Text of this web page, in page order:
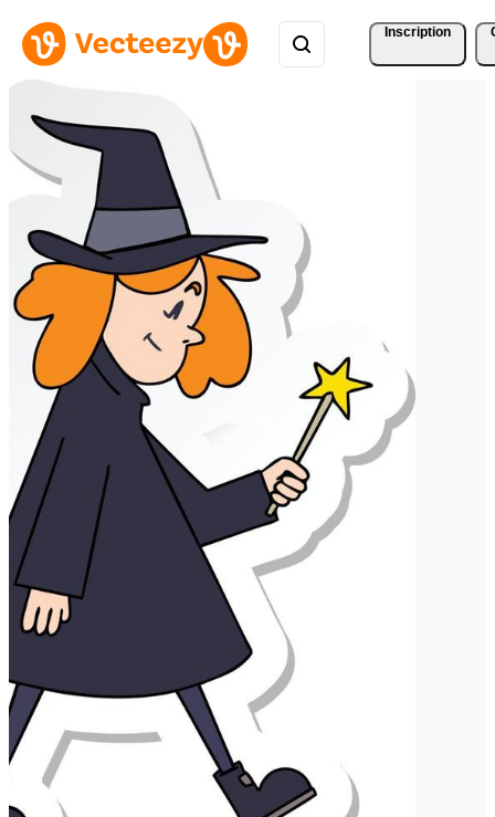
Inscription